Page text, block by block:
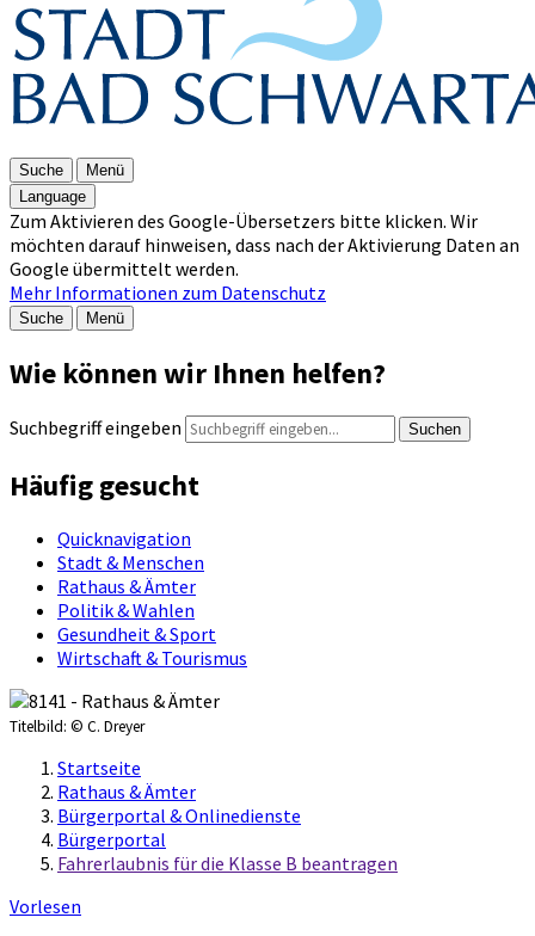
Suche
Menü
Language
Zum Aktivieren des Google-Übersetzers bitte klicken. Wir
möchten darauf hinweisen, dass nach der Aktivierung Daten an
Google übermittelt werden.
Mehr Informationen zum Datenschutz
Suche Menü
Wie können wir Ihnen helfen?
Suchbegriff eingeben Suchen
Häufig gesucht
Quicknavigation
Stadt & Menschen
Rathaus & Ämter
Politik & Wahlen
Gesundheit & Sport
Wirtschaft & Tourismus
Titelbild: © C. Dreyer
Startseite
Rathaus & Ämter
Bürgerportal & Onlinedienste
Bürgerportal
Fahrerlaubnis für die Klasse B beantragen
Vorlesen